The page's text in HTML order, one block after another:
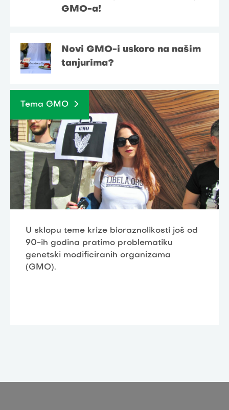
GMO-a!
Novi GMO-i uskoro na našim
tanjurima?
Tema GMO
U sklopu teme krize bioraznolikosti još od
90-ih godina pratimo problematiku
genetski modificiranih organizama
(GMO).